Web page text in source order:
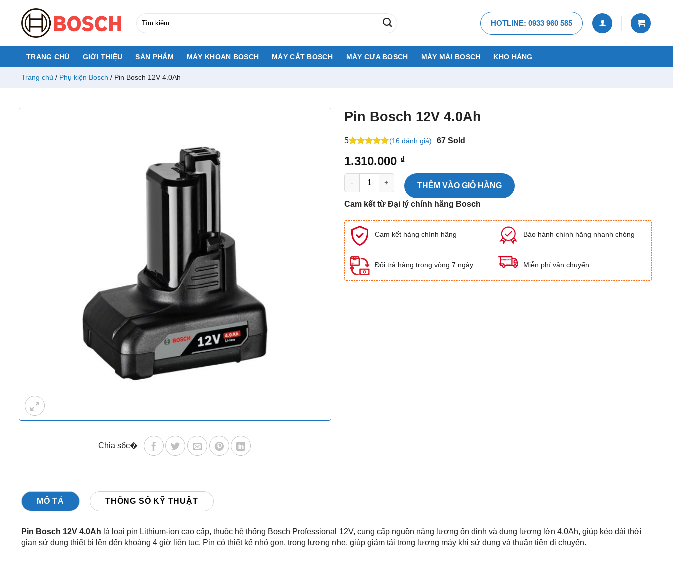
kiếm:
HOTLINE: 0933 960 585
TRANG CHỦ GIỚI THIỆU SẢN PHẨM MÁY KHOAN BOSCH MÁY CẮT BOSCH MÁY CƯA BOSCH MÁY MÀI BOSCH KHO HÀNG
Trang chủ / Phụ kiện Bosch / Pin Bosch 12V 4.0Ah
Chia sбє�
Pin Bosch 12V 4.0Ah
5
dựa trên
đánh giá
(16 đánh giá) 67 Sold
1.310.000 ₫
Pin Bosch 12V 4.0Ah số lượng
THÊM VÀO GIỎ HÀNG
Cam kết từ Đại lý chính hãng Bosch
Cam kết hàng chính hãng Bảo hành chính hãng nhanh chóng
Đổi trả hàng trong vòng 7 ngày Miễn phí vận chuyển
MÔ TẢ THÔNG SỐ KỸ THUẬT
Pin Bosch 12V 4.0Ah là loại pin Lithium-ion cao cấp, thuộc hệ thống Bosch Professional 12V, cung cấp nguồn năng lượng ổn định và dung lượng lớn 4.0Ah, giúp kéo dài thời
gian sử dụng thiết bị lên đến khoảng 4 giờ liên tục. Pin có thiết kế nhỏ gọn, trọng lượng nhẹ, giúp giảm tải trọng lượng máy khi sử dụng và thuận tiện di chuyển.